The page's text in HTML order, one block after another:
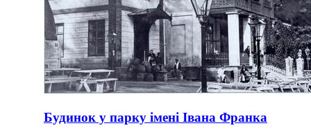
Будинок у парку імені Івана Франка